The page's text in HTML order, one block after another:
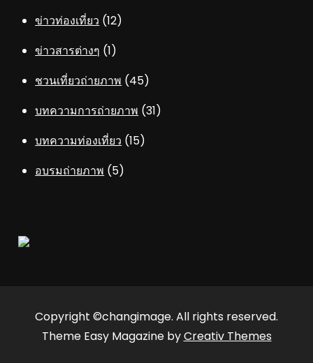
ข่าวท่องเที่ยว (12)
ข่าวสารต่างๆ (1)
ชวนเที่ยวถ่ายภาพ (45)
บทความการถ่ายภาพ (31)
บทความท่องเที่ยว (15)
อบรมถ่ายภาพ (5)
Copyright ©changimage. All rights reserved.
Theme Easy Magazine byCreativ Themes